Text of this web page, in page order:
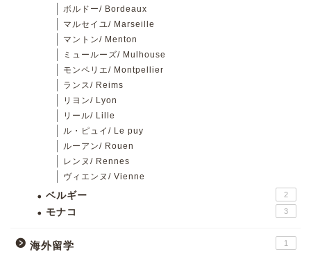
ボルドー/ Bordeaux
マルセイユ/ Marseille
マントン/ Menton
ミュールーズ/ Mulhouse
モンペリエ/ Montpellier
ランス/ Reims
リヨン/ Lyon
リール/ Lille
ル・ピュイ/ Le puy
ルーアン/ Rouen
レンヌ/ Rennes
ヴィエンヌ/ Vienne
ベルギー 2
モナコ 3
海外留学 1